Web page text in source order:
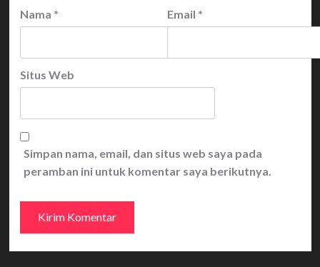
Nama * Email *
Situs Web
Simpan nama, email, dan situs web saya pada
peramban ini untuk komentar saya berikutnya.